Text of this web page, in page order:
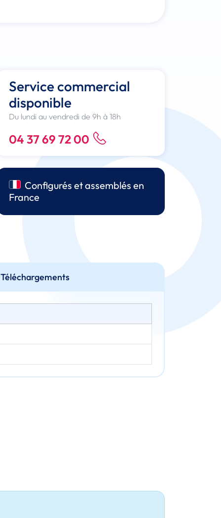
Service commercial
disponible
Du lundi au vendredi de 9h à 18h
04 37 69 72 00
Configurés et assemblés en
France
Téléchargements